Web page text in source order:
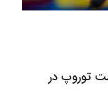
توروپ در